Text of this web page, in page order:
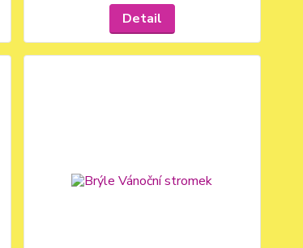
Detail